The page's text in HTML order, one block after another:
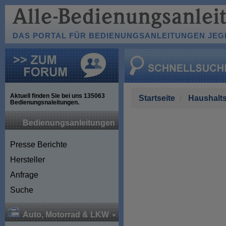
DAS PORTAL FÜR BEDIENUNGSANLEITUNGEN
Aktuell finden Sie bei uns 135063
Bedienungsnaleitungen.
Bedienungsanleitungen
Presse Berichte
Hersteller
Anfrage
Suche
Auto, Motorrad & LKW
Startseite